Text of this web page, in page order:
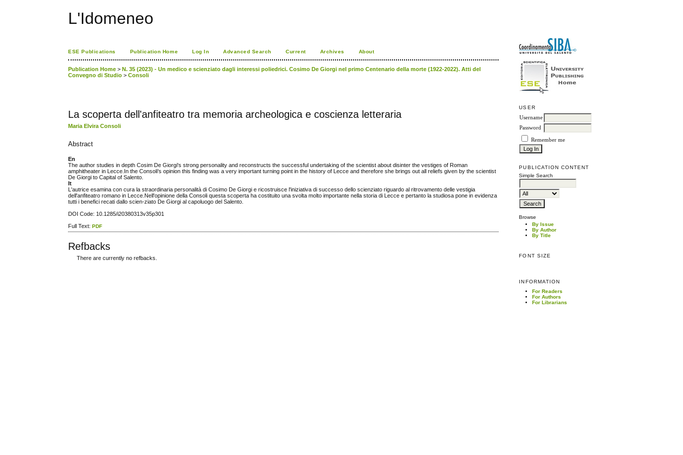
L'Idomeneo
USER
Username
Password
Remember me
PUBLICATION CONTENT
Simple Search
Browse
By Issue
By Author
By Title
FONT SIZE
INFORMATION
For Readers
For Authors
For Librarians
ESE Publications Publication Home Log In Advanced Search Current Archives About
Publication Home >N. 35 (2023) - Un medico e scienziato dagli interessi poliedrici. Cosimo De Giorgi nel primo Centenario della morte (1922-2022). Atti del
Convegno di Studio >Consoli
La scoperta dell'anfiteatro tra memoria archeologica e coscienza letteraria
Maria Elvira Consoli
Abstract
En
The author studies in depth Cosim De Giorgi's strong personality and reconstructs the successful undertaking of the scientist about disinter the vestiges of Roman
amphitheater in Lecce.In the Consoli's opinion this finding was a very important turning point in the history of Lecce and therefore she brings out all reliefs given by the scientist
De Giorgi to Capital of Salento.
It
L'autrice esamina con cura la straordinaria personalità di Cosimo De Giorgi e ricostruisce l'iniziativa di successo dello scienziato riguardo al ritrovamento delle vestigia
dell'anfiteatro romano in Lecce.Nell'opinione della Consoli questa scoperta ha costituito una svolta molto importante nella storia di Lecce e pertanto la studiosa pone in evidenza
tutti i benefici recati dallo scien-ziato De Giorgi al capoluogo del Salento.
DOI Code: 10.1285/i20380313v35p301
Full Text:PDF
Refbacks
There are currently no refbacks.